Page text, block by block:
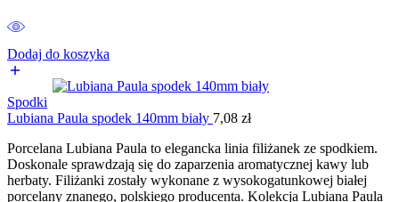
Dodaj do koszyka
Spodki
Lubiana Paula spodek 140mm biały 7,08 zł
Porcelana Lubiana Paula to elegancka linia filiżanek ze spodkiem.
Doskonale sprawdzają się do zaparzenia aromatycznej kawy lub
herbaty. Filiżanki zostały wykonane z wysokogatunkowej białej
porcelany znanego, polskiego producenta. Kolekcja Lubiana Paula